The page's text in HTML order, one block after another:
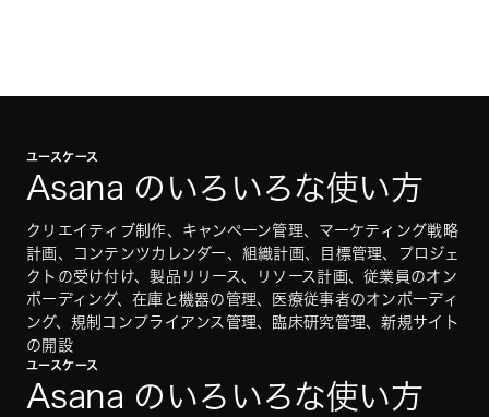
ユースケース
Asana のいろいろな使い方
クリエイティブ制作、キャンペーン管理、マーケティング戦略
計画、コンテンツカレンダー、組織計画、目標管理、プロジェ
クトの受け付け、製品リリース、リソース計画、従業員のオン
ボーディング、在庫と機器の管理、医療従事者のオンボーディ
ング、規制コンプライアンス管理、臨床研究管理、新規サイト
の開設
ユースケース
Asana のいろいろな使い方